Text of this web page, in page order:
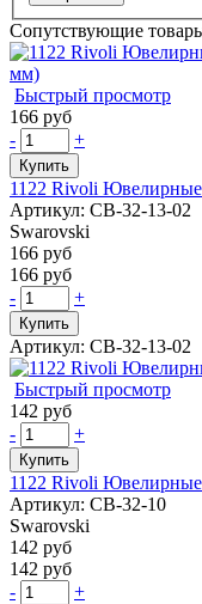
Сопутствующие
Быстрый просмотр
166 руб
-
+
Купить
1122 Rivoli
Артикул: СВ-32-13-02
Swarovski
166 руб
166 руб
-
+
Купить
Артикул: СВ-32-13-02
Быстрый просмотр
142 руб
-
+
Купить
1122 Rivoli
Артикул: СВ-32-10
Swarovski
142 руб
142 руб
-
+